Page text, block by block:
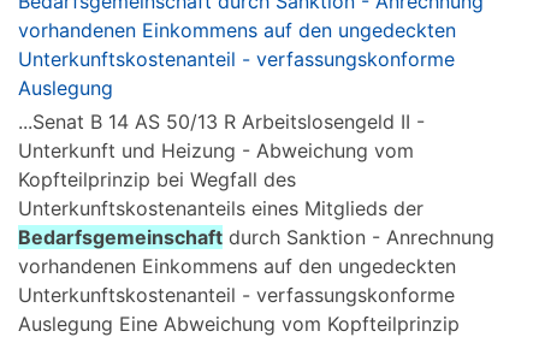
vorhandenen Einkommens auf den ungedeckten
Unterkunftskostenanteil - verfassungskonforme
Auslegung
...Senat B 14 AS 50/13 R Arbeitslosengeld II -
Unterkunft und Heizung - Abweichung vom
Kopfteilprinzip bei Wegfall des
Unterkunftskostenanteils eines Mitglieds der
Bedarfsgemeinschaft durch Sanktion - Anrechnung
vorhandenen Einkommens auf den ungedeckten
Unterkunftskostenanteil - verfassungskonforme
Auslegung Eine Abweichung vom Kopfteilprinzip